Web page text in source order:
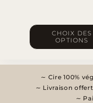
CHOIX DES
OPTIONS
Ce
Les
Cire 100%
Livraison